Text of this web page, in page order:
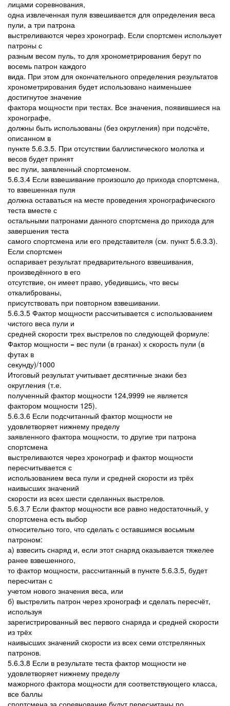
лицами соревнования,
одна извлеченная пуля взвешивается для определения веса
пули, а три патрона
выстреливаются через хронограф. Если спортсмен использует
патроны с
разным весом пуль, то для хронометрирования берут по
восемь патрон каждого
вида. При этом для окончательного определения результатов
хронометрирования будет использовано наименьшее
достигнутое значение
фактора мощности при тестах. Все значения, появившиеся на
хронографе,
должны быть использованы (без округления) при подсчёте,
описанном в
пункте 5.6.3.5. При отсутствии баллистического молотка и
весов будет принят
вес пули, заявленный спортсменом.
5.6.3.4 Если взвешивание произошло до прихода спортсмена,
то взвешенная пуля
должна оставаться на месте проведения хронографического
теста вместе с
остальными патронами данного спортсмена до прихода для
завершения теста
самого спортсмена или его представителя (см. пункт 5.6.3.3).
Если спортсмен
оспаривает результат предварительного взвешивания,
произведённого в его
отсутствие, он имеет право, убедившись, что весы
откалиброваны,
присутствовать при повторном взвешивании.
5.6.3.5 Фактор мощности рассчитывается с использованием
чистого веса пули и
средней скорости трех выстрелов по следующей формуле:
Фактор мощности = вес пули (в гранах) х скорость пули (в
футах в
секунду)/1000
Итоговый результат учитывает десятичные знаки без
округления (т.е.
полученный фактор мощности 124,9999 не является
фактором мощности 125).
5.6.3.6 Если подсчитанный фактор мощности не
удовлетворяет нижнему пределу
заявленного фактора мощности, то другие три патрона
спортсмена
выстреливаются через хронограф и фактор мощности
пересчитывается с
использованием веса пули и средней скорости из трёх
наивысших значений
скорости из всех шести сделанных выстрелов.
5.6.3.7 Если фактор мощности все равно недостаточный, у
спортсмена есть выбор
относительно того, что сделать с оставшимся восьмым
патроном:
а) взвесить снаряд и, если этот снаряд оказывается тяжелее
ранее взвешенного,
то фактор мощности, рассчитанный в пункте 5.6.3.5, будет
пересчитан с
учетом нового значения веса, или
б) выстрелить патрон через хронограф и сделать пересчёт,
используя
зарегистрированный вес первого снаряда и средней скорости
из трёх
наивысших значений скорости из всех семи отстрелянных
патронов.
5.6.3.8 Если в результате теста фактор мощности не
удовлетворяет нижнему пределу
мажорного фактора мощности для соответствующего класса,
все баллы
спортсмена за соревнование будут пересчитаны по